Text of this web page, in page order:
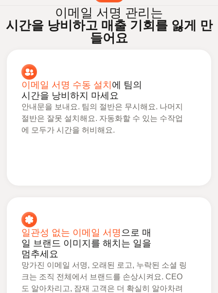
이메일 서명 관리는
시간을 낭비하고 매출 기회를 잃게 만
들어요
이메일 서명 수동 설치 에 팀의
시간을 낭비하지 마세요
안내문을 보내요. 팀의 절반은 무시해요. 나머지
절반은 잘못 설치해요. 자동화할 수 있는 수작업
에 모두가 시간을 허비해요.
일관성 없는 이메일 서명 으로 매
일 브랜드 이미지를 해치는 일을
멈추세요
망가진 이메일 서명, 오래된 로고, 누락된 소셜 링
크는 조직 전체에서 브랜드를 손상시켜요. CEO
도 알아차리고, 잠재 고객은 더 확실히 알아차려